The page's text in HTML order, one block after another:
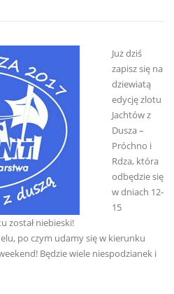
Już dziś
zapisz się na
dziewiatą
edycję zlotu
Jachtów z
Dusza –
Próchno i
Rdza, która
odbędzie się
w dniach 12-
15
został niebieski!
po czym udamy się w kierunku
Będzie wiele niespodzianek i